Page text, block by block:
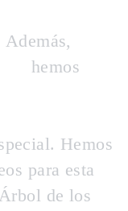
Además,
hemos
Hemos
para esta
de los